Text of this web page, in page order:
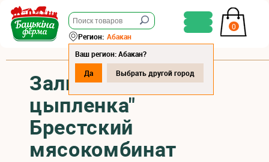
0
Регион: Абакан
Ваш регион: Абакан?
Да
Выбрать другой город
Заливье "С филе
цыпленка"
Брестский
мясокомбинат